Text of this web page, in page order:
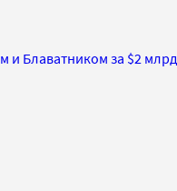
и Блаватником за $2 млрд